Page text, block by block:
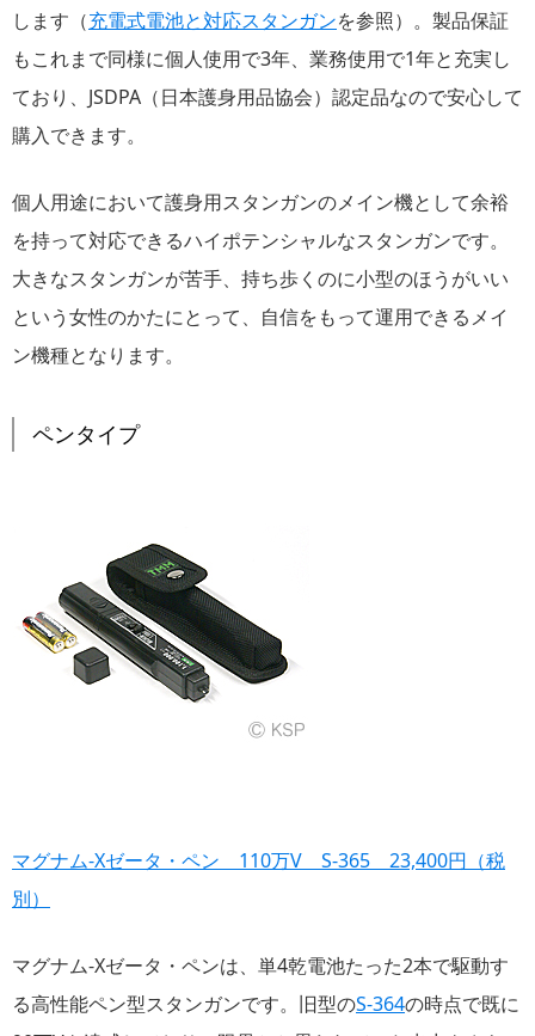
します（充電式電池と対応スタンガンを参照）。製品保証
もこれまで同様に個人使用で3年、業務使用で1年と充実し
ており、JSDPA（日本護身用品協会）認定品なので安心して
購入できます。
個人用途において護身用スタンガンのメイン機として余裕
を持って対応できるハイポテンシャルなスタンガンです。
大きなスタンガンが苦手、持ち歩くのに小型のほうがいい
という女性のかたにとって、自信をもって運用できるメイ
ン機種となります。
ペンタイプ
マグナム-Xゼータ・ペン 110万V S-365 23,400円（税
別）
マグナム-Xゼータ・ペンは、単4乾電池たった2本で駆動す
る高性能ペン型スタンガンです。旧型のS-364の時点で既に